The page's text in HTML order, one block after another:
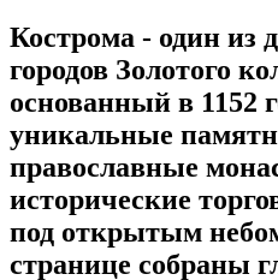
Кострома - один из
городов Золотого
основанный в 1152
уникальные
православные
исторические
под открытым
странице собраны